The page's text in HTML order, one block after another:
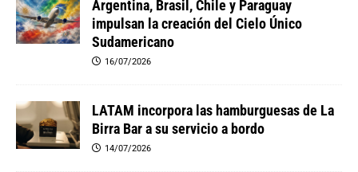
Argentina, Brasil, Chile y Paraguay
impulsan la creación del Cielo Único
Sudamericano
16/07/2026
LATAM incorpora las hamburguesas de La
Birra Bar a su servicio a bordo
14/07/2026